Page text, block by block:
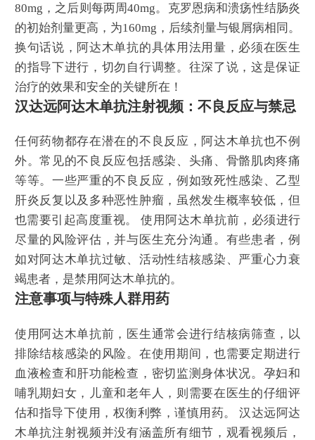
80mg，之后则每两周40mg。克罗恩病和溃疡性结肠炎
的初始剂量更高，为160mg，后续剂量与银屑病相同。
换句话说，阿达木单抗的具体用法用量，必须在医生
的指导下进行，切勿自行调整。往深了说，这是保证
治疗的效果和安全的关键所在！
汉达远阿达木单抗注射视频：不良反应与禁忌
任何药物都存在潜在的不良反应，阿达木单抗也不例
外。常见的不良反应包括感染、头痛、骨骼肌肉疼痛
等等。一些严重的不良反应，例如致死性感染、乙型
肝炎反复以及多种恶性肿瘤，虽然发生概率较低，但
也需要引起高度重视。 使用阿达木单抗前，必须进行
尽量的风险评估，并与医生充分沟通。有些患者，例
如对阿达木单抗过敏、活动性结核感染、严重心力衰
竭患者，是禁用阿达木单抗的。
注意事项与特殊人群用药
使用阿达木单抗前，医生通常会进行结核病筛查，以
排除结核感染的风险。在使用期间，也需要定期进行
血液检查和肝功能检查，密切监测身体状况。孕妇和
哺乳期妇女，儿童和老年人，则需要在医生的仔细评
估和指导下使用，权衡利弊，谨慎用药。 汉达远阿达
木单抗注射视频并没有涵盖所有细节，观看视频后，